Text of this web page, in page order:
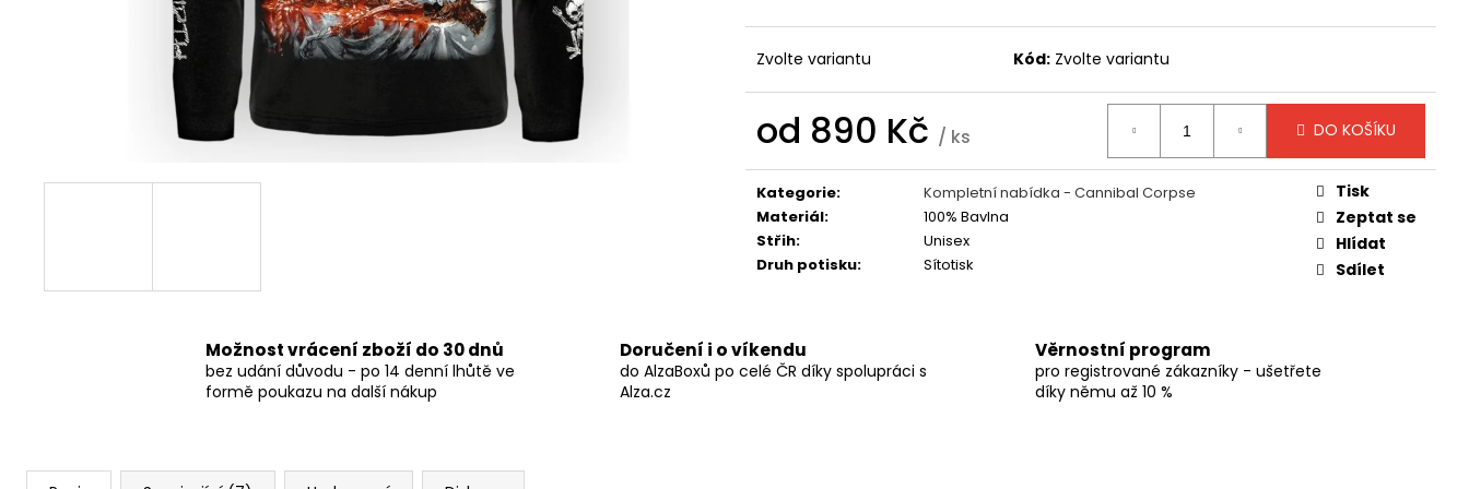
Zvolte variantu Kód: Zvolte variantu
od 890 Kč / ks
cena:
DO KOŠÍKU
Kategorie:
Kompletní nabídka - Cannibal Corpse
Materiál:
100% Bavlna
Střih:
Unisex
Druh potisku: Sítotisk
Tisk
Zeptat se
Hlídat
Sdílet
Možnost vrácení zboží do 30 dnů
bez udání důvodu - po 14 denní lhůtě ve
formě poukazu na další nákup
Doručení i o víkendu
do AlzaBoxů po celé ČR díky spolupráci s
Alza.cz
Věrnostní program
pro registrované zákazníky - ušetřete
díky němu až 10 %
490 Kč
590 Kč
490 Kč